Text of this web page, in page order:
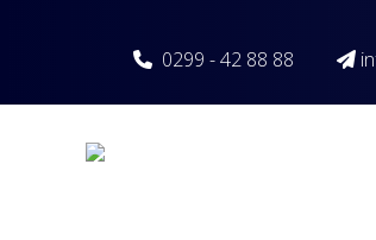
0299 - 42 88 88